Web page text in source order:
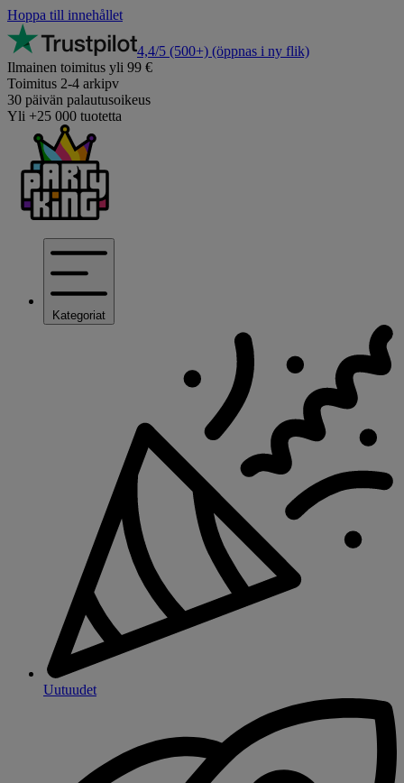
Hoppa till innehållet
4,4/5 (500+) (öppnas i ny flik)
Ilmainen toimitus yli 99 €
Toimitus 2-4 arkipv
30 päivän palautusoikeus
Yli +25 000 tuotetta
Kategoriat
Uutuudet